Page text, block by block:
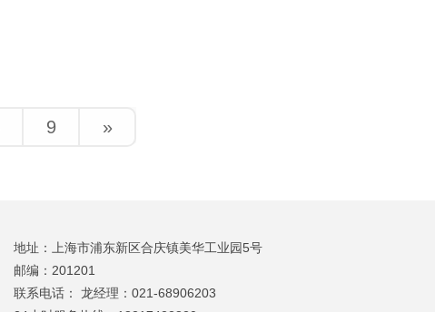
9 »
地址：
上海市浦东新区合庆镇美华工业园5号
邮编： 201201
联系电话： 龙经理：021-68906203